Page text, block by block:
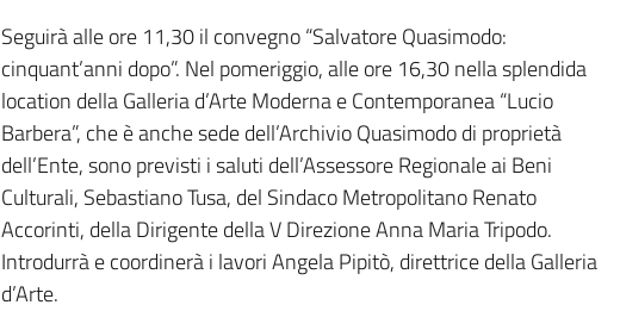
Seguirà alle ore 11,30 il convegno “Salvatore Quasimodo:
cinquant’anni dopo”. Nel pomeriggio, alle ore 16,30 nella splendida
location della Galleria d’Arte Moderna e Contemporanea “Lucio
Barbera”, che è anche sede dell’Archivio Quasimodo di proprietà
dell’Ente, sono previsti i saluti dell’Assessore Regionale ai Beni
Culturali, Sebastiano Tusa, del Sindaco Metropolitano Renato
Accorinti, della Dirigente della V Direzione Anna Maria Tripodo.
Introdurrà e coordinerà i lavori Angela Pipitò, direttrice della Galleria
d’Arte.